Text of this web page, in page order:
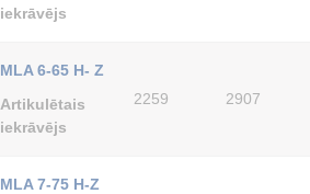
iekrāvējs
MLA 6-65 H- Z
Artikulētais
iekrāvējs
2259 2907
MLA 7-75 H-Z